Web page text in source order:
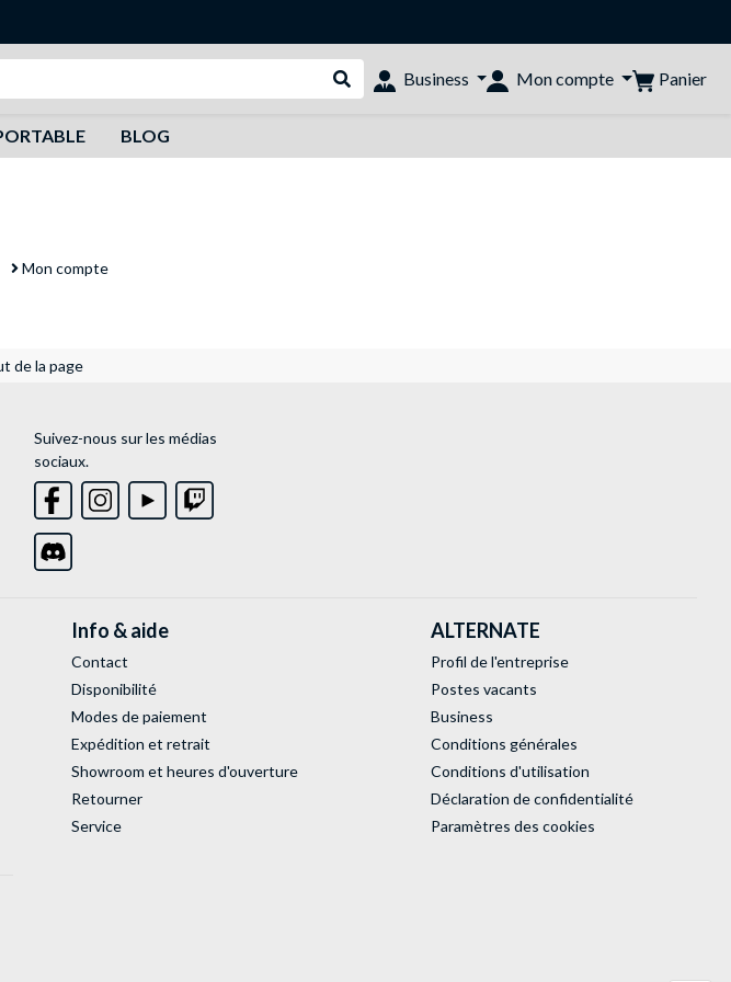
Rechercher dans le shop
Business Mon compte Panier
BLOG
Mon compte
de la page
Suivez-nous sur les médias
sociaux.
Info & aide
Contact
Disponibilité
Modes de paiement
Expédition et retrait
Showroom et heures d'ouverture
Retourner
Service
ALTERNATE
Profil de l'entreprise
Postes vacants
Business
Conditions générales
Conditions d'utilisation
Déclaration de confidentialité
Paramètres des cookies